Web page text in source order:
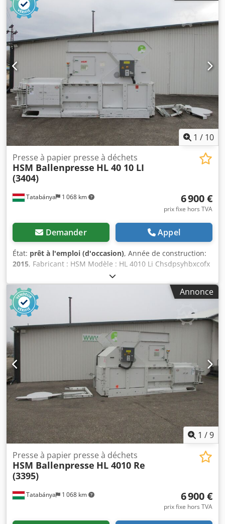
1 / 10
Tatabánya 1 068 km
Presse à papier presse à déchets
HSM Ballenpresse HL 40 10 LI
(3404)
6 900 €
prix fixe hors TVA
Demander Appel
État: prêt à l'emploi (d'occasion), Année de construction:
2015, Fabricant : HSM Modèle : HL 4010 Li Chsdpsyhbxcofx
Airsa Année de fabrication : 2015 Force de pressage : 40 t
Annonce
1 /9
Tatabánya 1 068 km
Presse à papier presse à déchets
HSM Ballenpresse HL 4010 Re
(3395)
6 900 €
prix fixe hors TVA